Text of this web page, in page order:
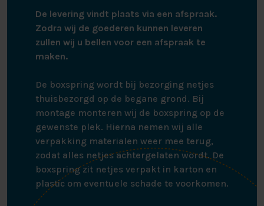
De levering vindt plaats via een afspraak.
Zodra wij de goederen kunnen leveren
zullen wij u bellen voor een afspraak te
maken.
De boxspring wordt bij bezorging netjes
thuisbezorgd op de begane grond. Bij
montage monteren wij de boxspring op de
gewenste plek. Hierna nemen wij alle
verpakking materialen weer mee terug,
zodat alles netjes achtergelaten wordt. De
boxspring zit netjes verpakt in karton en
plastic om eventuele schade te voorkomen.